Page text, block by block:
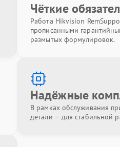
Чёткие
Работа Hikvision
прописанными
размытых формулировок.
Надёжные
В рамках обслуживания
детали — для стабильной